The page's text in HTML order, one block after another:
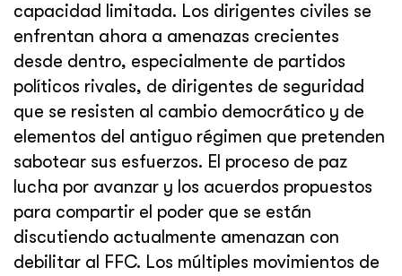
capacidad limitada. Los dirigentes civiles se
enfrentan ahora a amenazas crecientes
desde dentro, especialmente de partidos
políticos rivales, de dirigentes de seguridad
que se resisten al cambio democrático y de
elementos del antiguo régimen que pretenden
sabotear sus esfuerzos. El proceso de paz
lucha por avanzar y los acuerdos propuestos
para compartir el poder que se están
discutiendo actualmente amenazan con
debilitar al FFC. Los múltiples movimientos de